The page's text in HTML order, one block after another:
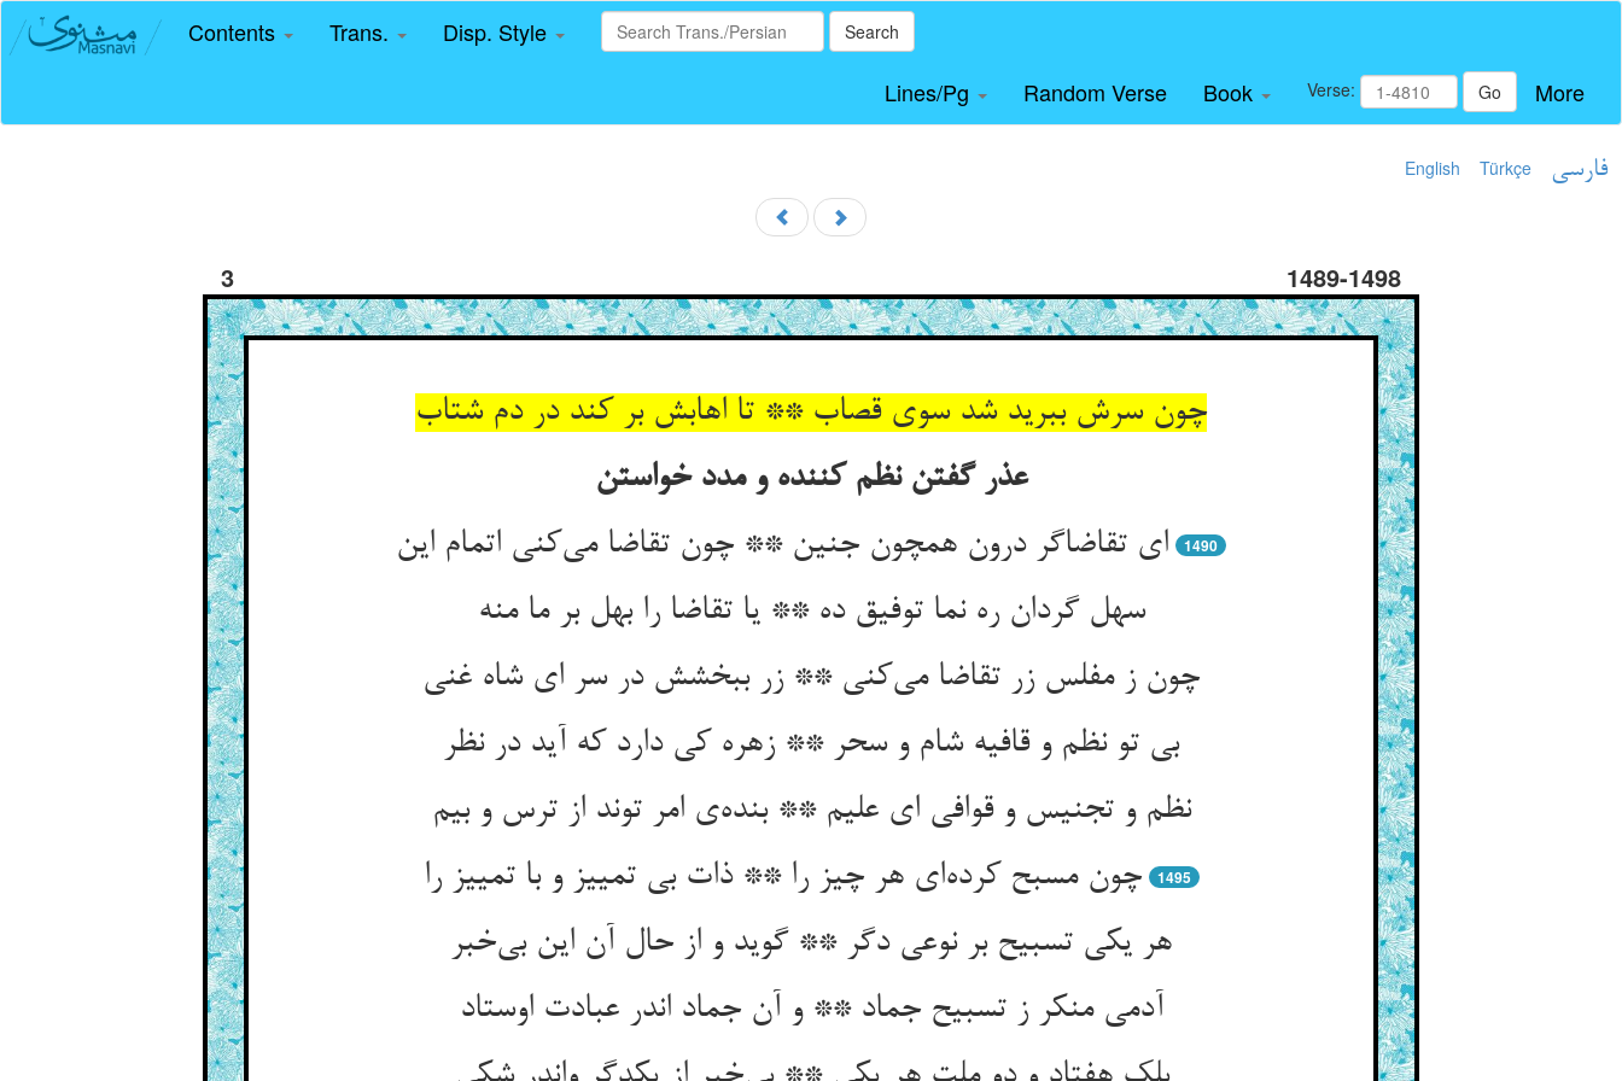
Contents Trans. Disp. Style Search
Lines/Pg Random Verse Book Verse: Go More
English Türkçe فارسی
3 1489-1498
چون سرش ببرید شد سوی قصاب ** تا اهابش بر کند در دم شتاب
عذر گفتن نظم کننده و مدد خواستن
ای تقاضاگر درون همچون جنین ** چون تقاضا می‌کنی اتمام این
1490
سهل گردان ره نما توفیق ده ** یا تقاضا را بهل بر ما منه
چون ز مفلس زر تقاضا می‌کنی ** زر ببخشش در سر ای شاه غنی
بی تو نظم و قافیه شام و سحر ** زهره کی دارد که آید در نظر
نظم و تجنیس و قوافی ای علیم ** بنده‌ی امر توند از ترس و بیم
چون مسبح کرده‌ای هر چیز را ** ذات بی تمییز و با تمییز را
1495
هر یکی تسبیح بر نوعی دگر ** گوید و از حال آن این بی‌خبر
آدمی منکر ز تسبیح جماد ** و آن جماد اندر عبادت اوستاد